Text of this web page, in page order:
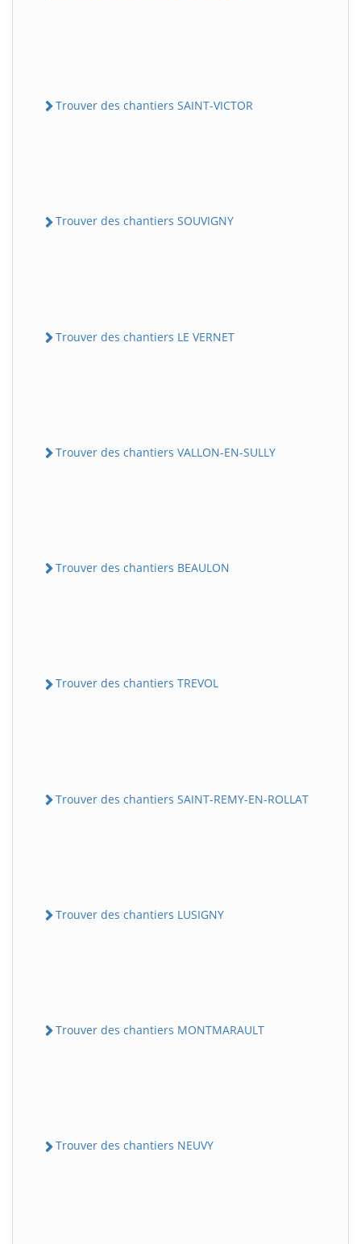
Trouver des chantiers SAINT-VICTOR
Trouver des chantiers SOUVIGNY
Trouver des chantiers LE VERNET
Trouver des chantiers VALLON-EN-SULLY
Trouver des chantiers BEAULON
Trouver des chantiers TREVOL
Trouver des chantiers SAINT-REMY-EN-ROLLAT
Trouver des chantiers LUSIGNY
Trouver des chantiers MONTMARAULT
Trouver des chantiers NEUVY